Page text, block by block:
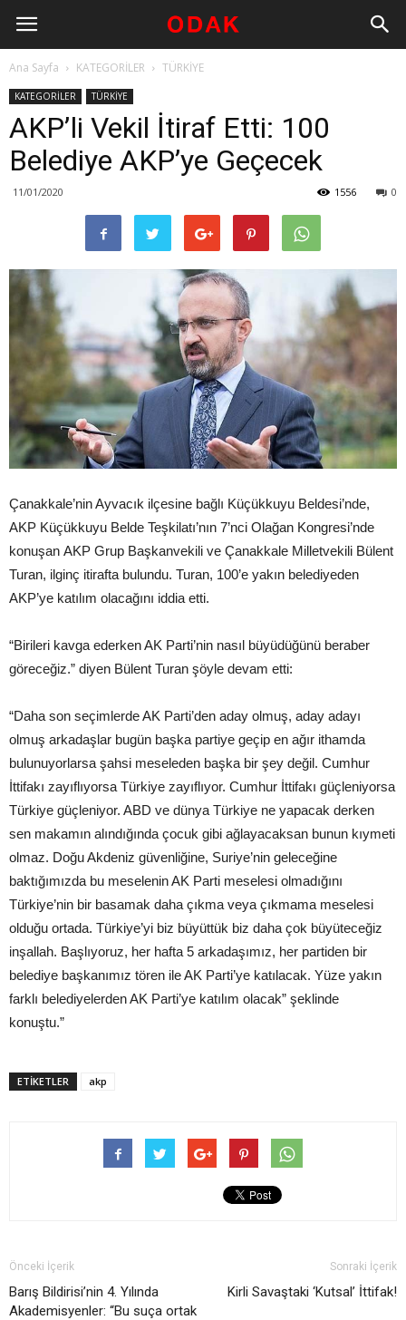
Ana Sayfa KATEGORİLER TÜRKİYE
KATEGORİLER TÜRKİYE
AKP’li Vekil İtiraf Etti: 100
Belediye AKP’ye Geçecek
11/01/2020 0
1556
Çanakkale’nin Ayvacık ilçesine bağlı Küçükkuyu Beldesi’nde,
AKP Küçükkuyu Belde Teşkilatı’nın 7’nci Olağan Kongresi’nde
konuşan AKP Grup Başkanvekili ve Çanakkale Milletvekili Bülent
Turan, ilginç itirafta bulundu. Turan, 100’e yakın belediyeden
AKP’ye katılım olacağını iddia etti.
“Birileri kavga ederken AK Parti’nin nasıl büyüdüğünü beraber
göreceğiz.” diyen Bülent Turan şöyle devam etti:
“Daha son seçimlerde AK Parti’den aday olmuş, aday adayı
olmuş arkadaşlar bugün başka partiye geçip en ağır ithamda
bulunuyorlarsa şahsi meseleden başka bir şey değil. Cumhur
İttifakı zayıflıyorsa Türkiye zayıflıyor. Cumhur İttifakı güçleniyorsa
Türkiye güçleniyor. ABD ve dünya Türkiye ne yapacak derken
sen makamın alındığında çocuk gibi ağlayacaksan bunun kıymeti
olmaz. Doğu Akdeniz güvenliğine, Suriye’nin geleceğine
baktığımızda bu meselenin AK Parti meselesi olmadığını
Türkiye’nin bir basamak daha çıkma veya çıkmama meselesi
olduğu ortada. Türkiye’yi biz büyüttük biz daha çok büyüteceğiz
inşallah. Başlıyoruz, her hafta 5 arkadaşımız, her partiden bir
belediye başkanımız tören ile AK Parti’ye katılacak. Yüze yakın
farklı belediyelerden AK Parti’ye katılım olacak” şeklinde
konuştu.”
ETIKETLER akp
Önceki İçerik
Barış Bildirisi’nin 4. Yılında
Akademisyenler: “Bu suça ortak
Sonraki İçerik
Kirli Savaştaki ‘Kutsal’ İttifak!